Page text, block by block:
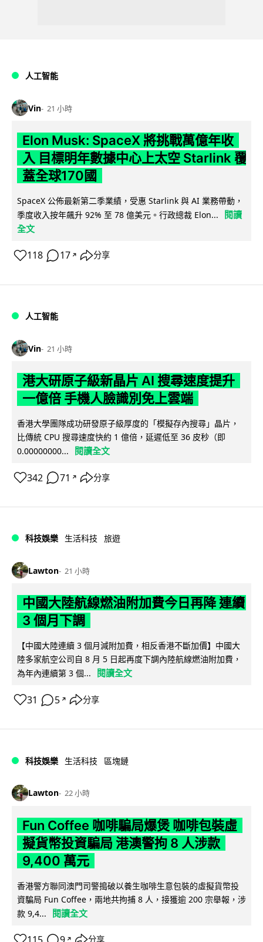
人工智能
Vin 21 小時
Elon Musk: SpaceX 將挑戰萬億年收
入 目標明年數據中心上太空 Starlink 覆
蓋全球170國
SpaceX 公佈最新第二季業績，受惠 Starlink 與 AI 業務帶動，
季度收入按年飆升 92% 至 78 億美元。行政總裁 Elon...
閱讀
全文
118 17 ↗ 分享
人工智能
Vin 21 小時
港大研原子級新晶片 AI 搜尋速度提升
一億倍 手機人臉識別免上雲端
香港大學團隊成功研發原子級厚度的「模擬存內搜尋」晶片，
比傳統 CPU 搜尋速度快約 1 億倍，延遲低至 36 皮秒（即
0.00000000...
閱讀全文
342 71 ↗ 分享
科技娛樂 生活科技 旅遊
Lawton 21 小時
中國大陸航線燃油附加費今日再降 連續
3 個月下調
【中國大陸連續 3 個月減附加費，相反香港不斷加價】中國大
陸多家航空公司自 8 月 5 日起再度下調內陸航線燃油附加費，
為年內連續第 3 個...
閱讀全文
31 5 ↗ 分享
科技娛樂 生活科技 區塊鏈
Lawton 22 小時
Fun Coffee 咖啡騙局爆煲 咖啡包裝虛
擬貨幣投資騙局 港澳警拘 8 人涉款
9,400 萬元
香港警方聯同澳門司警搗破以養生咖啡生意包裝的虛擬貨幣投
資騙局 Fun Coffee，兩地共拘捕 8 人，接獲逾 200 宗舉報，涉
款 9,4...
閱讀全文
↗ 分享